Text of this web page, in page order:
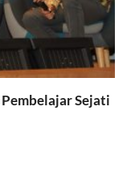
Sejati